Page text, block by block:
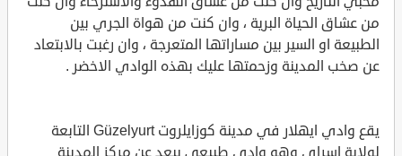
من عشاق الحياة البرية ، وان كنت من هواة الجري بين
الطبيعة او السير بين مساراتها المتعرجة ، وان رغبت بالابتعاد
عن صخب المدينة وزحمتها عليك بهذه الوادي الاخضر .
يقع وادي ايهلار في مدينة كوزايلروت Güzelyurt التابعة